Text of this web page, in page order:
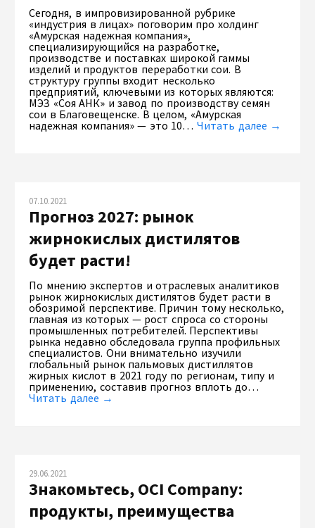
Сегодня, в импровизированной рубрике
«индустрия в лицах» поговорим про холдинг
«Амурская надежная компания»,
специализирующийся на разработке,
производстве и поставках широкой гаммы
изделий и продуктов переработки сои. В
структуру группы входит несколько
предприятий, ключевыми из которых являются:
МЭЗ «Соя АНК» и завод по производству семян
сои в Благовещенске. В целом, «Амурская
надежная компания» — это 10… Читать далее →
07.10.2021
Прогноз 2027: рынок
жирнокислых дистилятов
будет расти!
По мнению экспертов и отраслевых аналитиков
рынок жирнокислых дистилятов будет расти в
обозримой перспективе. Причин тому несколько,
главная из которых — рост спроса со стороны
промышленных потребителей. Перспективы
рынка недавно обследовала группа профильных
специалистов. Они внимательно изучили
глобальный рынок пальмовых дистиллятов
жирных кислот в 2021 году по регионам, типу и
применению, составив прогноз вплоть до…
Читать далее →
29.06.2021
Знакомьтесь, OCI Company:
продукты, преимущества